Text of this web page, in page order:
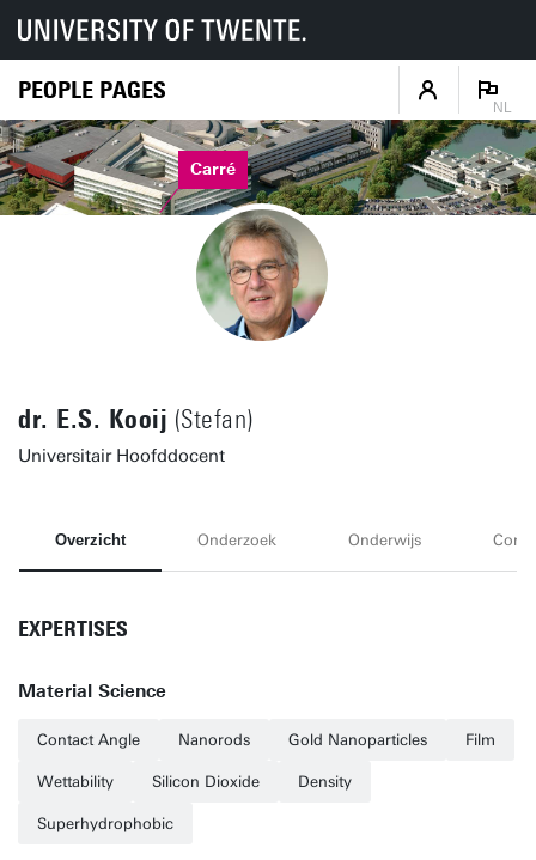
PEOPLE PAGES
NL
Carré
dr. E.S. Kooij (Stefan)
Universitair Hoofddocent
Overzicht Onderzoek Onderwijs
EXPERTISES
Material Science
Contact Angle Nanorods Gold Nanoparticles Film
Wettability Silicon Dioxide Density
Superhydrophobic